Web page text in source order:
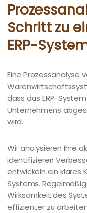
Schritt zu
ERP-
Eine Prozessanalyse
dass das ERP-
Unternehmens
wird.
Wir analysieren Ihre
identifizieren
entwickeln ein klares
Systems.
Wirksamkeit des
effizienter zu